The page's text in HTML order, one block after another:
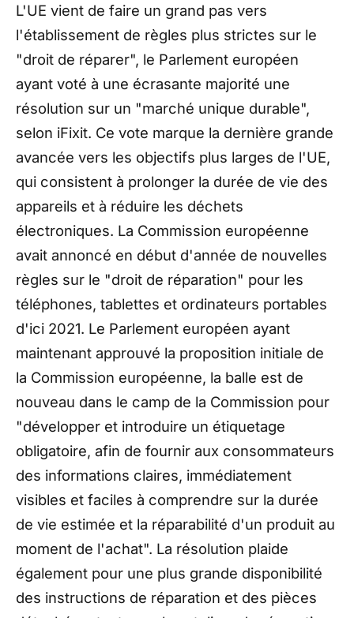
L'UE vient de faire un grand pas vers
l'établissement de règles plus strictes sur le
"droit de réparer", le Parlement européen
ayant voté à une écrasante majorité une
résolution sur un "marché unique durable",
selon iFixit. Ce vote marque la dernière grande
avancée vers les objectifs plus larges de l'UE,
qui consistent à prolonger la durée de vie des
appareils et à réduire les déchets
électroniques. La Commission européenne
avait annoncé en début d'année de nouvelles
règles sur le "droit de réparation" pour les
téléphones, tablettes et ordinateurs portables
d'ici 2021. Le Parlement européen ayant
maintenant approuvé la proposition initiale de
la Commission européenne, la balle est de
nouveau dans le camp de la Commission pour
"développer et introduire un étiquetage
obligatoire, afin de fournir aux consommateurs
des informations claires, immédiatement
visibles et faciles à comprendre sur la durée
de vie estimée et la réparabilité d'un produit au
moment de l'achat". La résolution plaide
également pour une plus grande disponibilité
des instructions de réparation et des pièces